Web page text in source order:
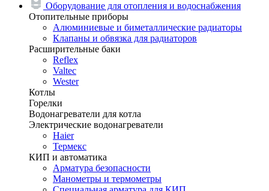
Оборудование для отопления и водоснабжения
Отопительные приборы
Алюминиевые и биметаллические радиаторы
Клапаны и обвязка для радиаторов
Расширительные баки
Reflex
Valtec
Wester
Котлы
Горелки
Водонагреватели для котла
Электрические водонагреватели
Haier
Термекс
КИП и автоматика
Арматура безопасности
Манометры и термометры